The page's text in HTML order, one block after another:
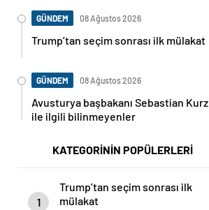
GÜNDEM 08 Ağustos 2026
Trump’tan seçim sonrası ilk mülakat
GÜNDEM 08 Ağustos 2026
Avusturya başbakanı Sebastian Kurz
ile ilgili bilinmeyenler
KATEGORİNİN POPÜLERLERİ
1
Trump’tan seçim sonrası ilk
mülakat